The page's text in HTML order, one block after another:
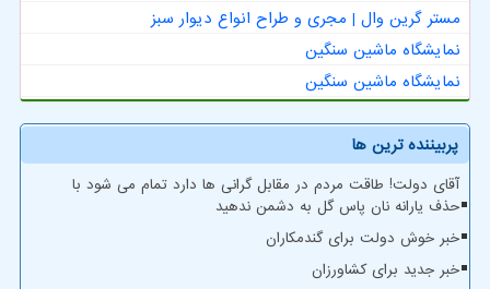
مستر گرین وال | مجری و طراح انواع دیوار سبز
نمایشگاه ماشین سنگین
نمایشگاه ماشین سنگین
پربیننده ترین ها
آقای دولت! طاقت مردم در مقابل گرانی ها دارد تمام می شود با
حذف یارانه نان پاس گل به دشمن ندهید
خبر خوش دولت برای گندمکاران
خبر جدید برای کشاورزان